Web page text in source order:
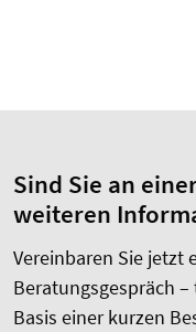
Sind Sie an
weiteren
Vereinbaren Sie jetzt
Beratungsgespräch
Basis einer kurzen